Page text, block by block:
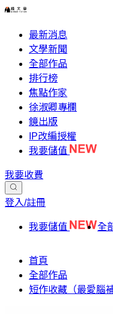
最新消息
文學新聞
全部作品
排行榜
焦點作家
徐淑卿專欄
鏡出版
IP改編授權
我要儲值
我要收費
登入/註冊
我要儲值 全
首頁
全部作品
短作收藏（最愛腦